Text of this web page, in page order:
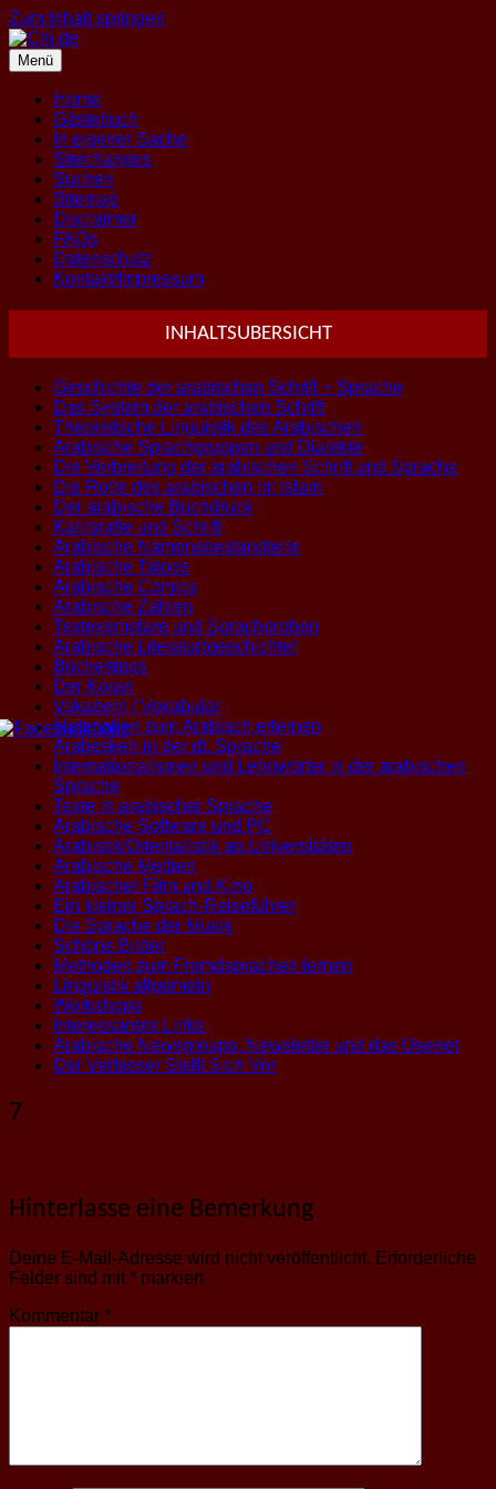
Zum Inhalt springen
Menü
Home
Gästebuch
In eigener Sache
Sitechanges
Suchen
Sitemap
Disclaimer
FAQs
Datenschutz
Kontakt/Impressum
INHALTSUBERSICHT
Geschichte der arabischen Schrift + Sprache
Das System der arabischen Schrift
Theoretische Linguistik des Arabischen
Arabische Sprachgruppen und Dialekte
Die Verbreitung der arabischen Schrift und Sprache
Die Rolle des arabischen im Islam
Der arabische Buchdruck
Kalligrafie und Schrift
Arabische Namensbestandteile
Arabische Tatoos
Arabische Comics
Arabische Zahlen
Textexemplare und Sprachproben
Arabische Literatur(geschichte)
Büchertipps
Der Koran
Vokabeln / Vokabular
Materialien zum Arabisch erlernen
Arabesken in der dt. Sprache
Internationalismen und Lehnwörter in der arabischen
Sprache
Texte in arabischer Sprache
Arabische Software und PC
Arabistik/Orientalistik an Universitäten
Arabische Medien
Arabischer Film und Kino
Ein kleiner Sprach-Reiseführer
Die Sprache der Musik
Schöne Bilder
Methoden zum Fremdsprachen lernen
Linguistik allgemein
Workshops
Interessantes Links
Arabische Newsgroups, Newsletter und das Usenet
Der Verfasser Stellt Sich Vor
7
Hinterlasse eine Bemerkung
Deine E-Mail-Adresse wird nicht veröffentlicht. Erforderliche
Felder sind mit * markiert
Kommentar *